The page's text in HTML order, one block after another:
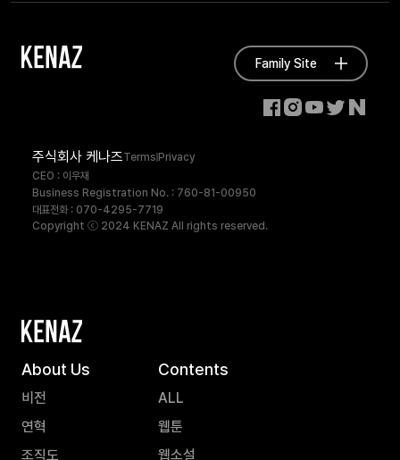
Family Site
주식회사 케나즈Terms Privacy
CEO : 이우재
Business Registration No. : 760-81-00950
대표전화 : 070-4295-7719
Copyright ⓒ 2024 KENAZ All rights reserved.
About Us
비전
연혁
조직도
Contents
ALL
웹툰
웹소설